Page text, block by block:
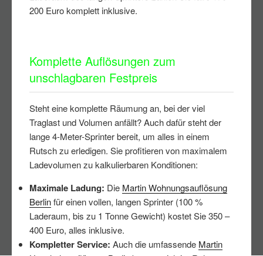
200 Euro komplett inklusive.
Komplette Auflösungen zum
unschlagbaren Festpreis
Steht eine komplette Räumung an, bei der viel
Traglast und Volumen anfällt? Auch dafür steht der
lange 4-Meter-Sprinter bereit, um alles in einem
Rutsch zu erledigen. Sie profitieren von maximalem
Ladevolumen zu kalkulierbaren Konditionen:
Maximale Ladung: Die Martin Wohnungsauflösung
Berlinfür einen vollen, langen Sprinter (100 %
Laderaum, bis zu 1 Tonne Gewicht) kostet Sie 350 –
400 Euro, alles inklusive.
Kompletter Service: Auch die umfassende Martin